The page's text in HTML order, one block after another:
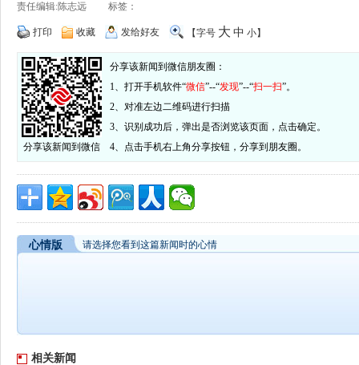
责任编辑:陈志远 标签：
打印 收藏 发给好友 【字号 大 中 小】
分享该新闻到微信
分享该新闻到微信朋友圈：
1、打开手机软件“微信”--“发现”--“扫一扫”。
2、对准左边二维码进行扫描
3、识别成功后，弹出是否浏览该页面，点击确定。
4、点击手机右上角分享按钮，分享到朋友圈。
心情版 请选择您看到这篇新闻时的心情
相关新闻